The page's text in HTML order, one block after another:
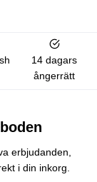
14 dagars
ångerrätt
erbjudanden,
i din inkorg.